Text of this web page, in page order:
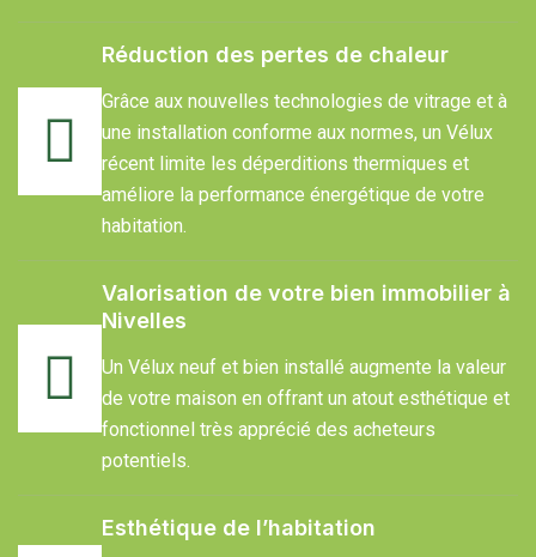
Réduction des pertes de chaleur
Grâce aux nouvelles technologies de vitrage et à
une installation conforme aux normes, un Vélux
récent limite les déperditions thermiques et
améliore la performance énergétique de votre
habitation.
Valorisation de votre bien immobilier à
Nivelles
Un Vélux neuf et bien installé augmente la valeur
de votre maison en offrant un atout esthétique et
fonctionnel très apprécié des acheteurs
potentiels.
Esthétique de l’habitation